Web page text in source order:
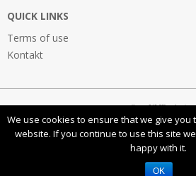
QUICK LINKS
Terms of use
Kontakt
OpenVMProject
Creative Commons
International License
We use cookies to ensure that we give
website. If you continue to use this site
happy with it.
OK